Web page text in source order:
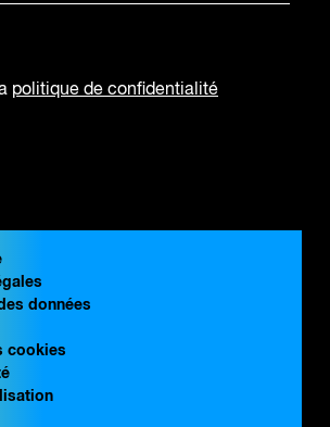
politique de confidentialité
données
cookies